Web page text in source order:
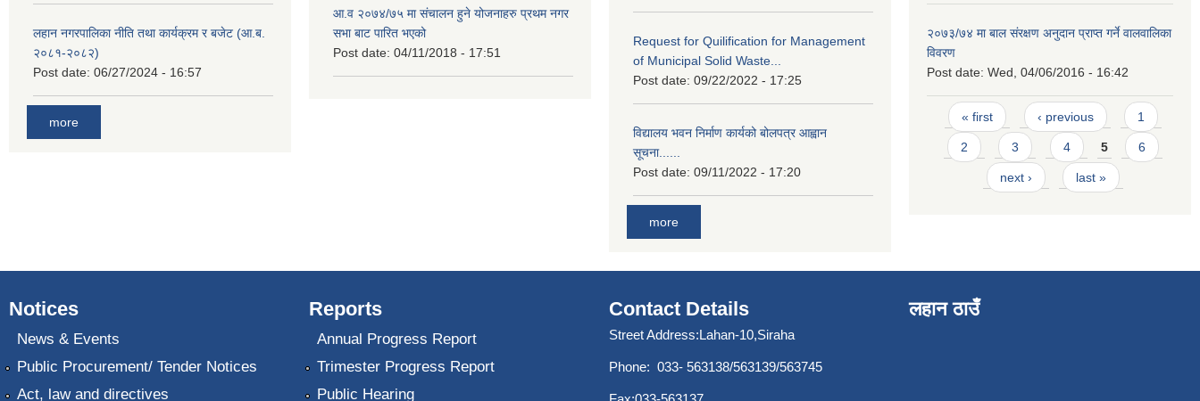
लहान नगरपालिका नीति तथा कार्यक्रम र बजेट (आ.ब.
२०८१-२०८२)
Post date: 06/27/2024 - 16:57
more
आ.व २०७४/७५ मा संचालन हुने योजनाहरु प्रथम नगर
सभा बाट पारित भएको
Post date: 04/11/2018 - 17:51
Request for Quilification for Management
of Municipal Solid Waste...
Post date: 09/22/2022 - 17:25
विद्यालय भवन निर्माण कार्यको बोलपत्र आह्वान
सूचना......
Post date: 09/11/2022 - 17:20
more
२०७३/७४ मा बाल संरक्षण अनुदान प्राप्त गर्ने वालवालिका
विवरण
Post date: Wed, 04/06/2016 - 16:42
Pages
« first ‹ previous 1
2 3 4 5 6
next › last »
Notices
News & Events
Public Procurement/ Tender Notices
Act, law and directives
Reports
Annual Progress Report
Trimester Progress Report
Public Hearing
Contact Details
Street Address:Lahan-10,Siraha
Phone: 033- 563138/563139/563745
लहान ठाउँ